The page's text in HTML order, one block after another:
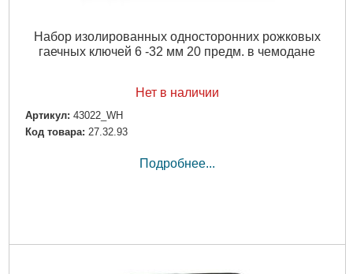
Набор изолированных односторонних рожковых
гаечных ключей 6 -32 мм 20 предм. в чемодане
Нет в наличии
Артикул: 43022_WH
Код товара: 27.32.93
Подробнее...